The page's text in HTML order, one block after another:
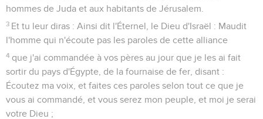
hommes de Juda et aux habitants de Jérusalem.
3 Et tu leur diras : Ainsi dit l'Éternel, le Dieu d'Israël : Maudit
l'homme qui n'écoute pas les paroles de cette alliance
4 que j'ai commandée à vos pères au jour que je les ai fait
sortir du pays d'Égypte, de la fournaise de fer, disant :
Écoutez ma voix, et faites ces paroles selon tout ce que je
vous ai commandé, et vous serez mon peuple, et moi je serai
votre Dieu ;